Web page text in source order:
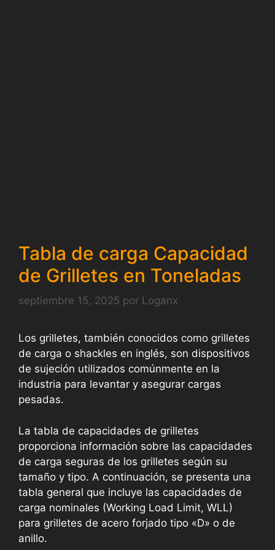
Tabla de carga Capacidad
de Grilletes en Toneladas
septiembre 15, 2025 por Loganx
Los grilletes, también conocidos como grilletes
de carga o shackles en inglés, son dispositivos
de sujeción utilizados comúnmente en la
industria para levantar y asegurar cargas
pesadas.
La tabla de capacidades de grilletes
proporciona información sobre las capacidades
de carga seguras de los grilletes según su
tamaño y tipo. A continuación, se presenta una
tabla general que incluye las capacidades de
carga nominales (Working Load Limit, WLL)
para grilletes de acero forjado tipo «D» o de
anillo.